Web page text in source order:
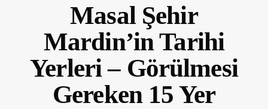
Masal Şehir
Mardin’in Tarihi
Yerleri – Görülmesi
Gereken 15 Yer